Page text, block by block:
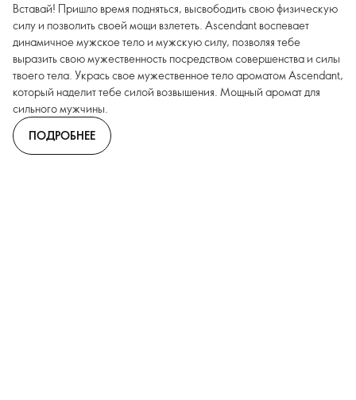
Вставай! Пришло время подняться, высвободить свою физическую
силу и позволить своей мощи взлететь. Ascendant воспевает
динамичное мужское тело и мужскую силу, позволяя тебе
выразить свою мужественность посредством совершенства и силы
твоего тела. Укрась свое мужественное тело ароматом Ascendant,
который наделит тебе силой возвышения. Мощный аромат для
сильного мужчины.
ПОДРОБНЕЕ